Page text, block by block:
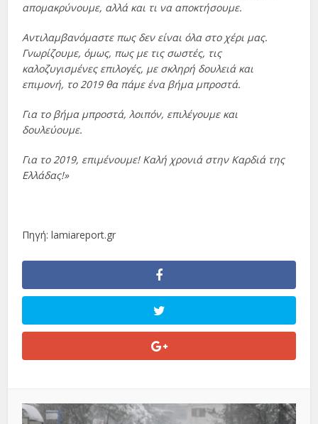
απομακρύνουμε, αλλά και τι να αποκτήσουμε.
Αντιλαμβανόμαστε πως δεν είναι όλα στο χέρι μας.
Γνωρίζουμε, όμως, πως με τις σωστές, τις
καλοζυγισμένες επιλογές, με σκληρή δουλειά και
επιμονή, το 2019 θα πάμε ένα βήμα μπροστά.
Για το βήμα μπροστά, λοιπόν, επιλέγουμε και
δουλεύουμε.
Για το 2019, επιμένουμε! Καλή χρονιά στην Καρδιά της
Ελλάδας!»
Πηγή: lamiareport.gr